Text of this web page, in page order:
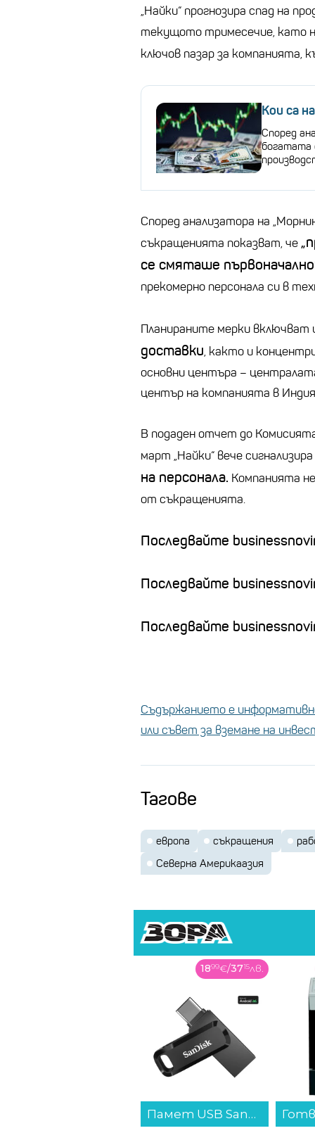
„Найки“ прогнозира спад на
текущото тримесечие, като
ключов пазар за компанията,
Кои са
Според
богатата
Според анализатора на
съкращенията показват, че
се смяташе
прекомерно персонала си в
Планираните мерки включват
доставки, както и
основни центъра –
център на компанията в
В подаден отчет до
март „Найки“ вече сигнализира
на персонала. Компанията
от съкращенията.
Последвайте
Последвайте
Последвайте
Съдържанието е
или съвет за вземане на
Тагове
европа съкращения
Северна Америкаазия
1899€/3715лв.
Памет USB SanDisk Ultra Dual USB-C/USB 3.1 64GB SDDDC3-064G-G46...